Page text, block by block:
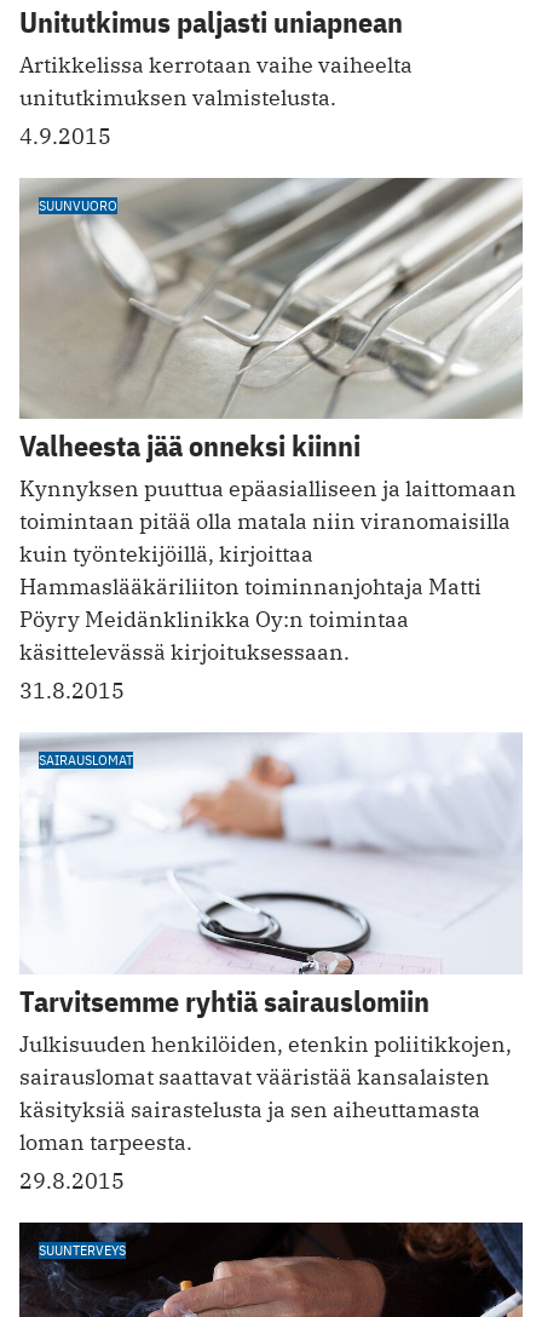
Unitutkimus paljasti uniapnean
Artikkelissa kerrotaan vaihe vaiheelta
unitutkimuksen valmistelusta.
4.9.2015
SUUNVUORO
Valheesta jää onneksi kiinni
Kynnyksen puuttua epäasialliseen ja laittomaan
toimintaan pitää olla matala niin viranomaisilla
kuin työntekijöillä, kirjoittaa
Hammaslääkäriliiton toiminnanjohtaja Matti
Pöyry Meidänklinikka Oy:n toimintaa
käsittelevässä kirjoituksessaan.
31.8.2015
SAIRAUSLOMAT
Tarvitsemme ryhtiä sairauslomiin
Julkisuuden henkilöiden, etenkin poliitikkojen,
sairauslomat saattavat vääristää kansalaisten
käsityksiä sairastelusta ja sen aiheuttamasta
loman tarpeesta.
29.8.2015
SUUNTERVEYS